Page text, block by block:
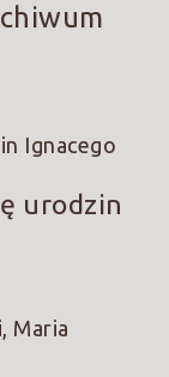
Ignacego
urodzin
Maria